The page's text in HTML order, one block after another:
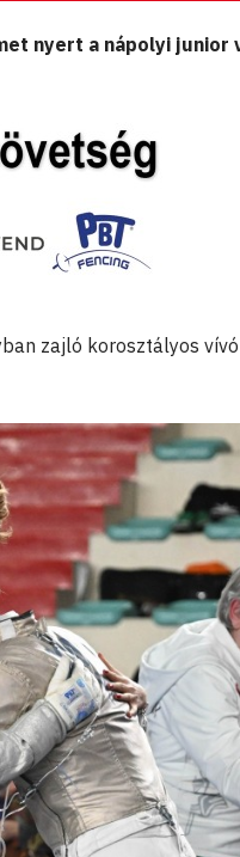
nyert a nápolyi junior
zajló korosztályos vívó